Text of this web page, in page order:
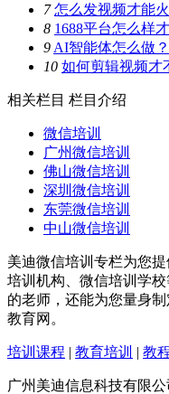
7 怎么发视频才能
8 1688平台怎么样
9 AI智能体怎么做
10 如何剪辑视频才
相关栏目 栏目介绍
微信培训
广州微信培训
佛山微信培训
深圳微信培训
东莞微信培训
中山微信培训
美迪微信培训专栏为您
培训机构、微信培训学
的老师，还能为您量身
教育网。
培训课程 | 教育培训 | 教
广州美迪信息科技有限